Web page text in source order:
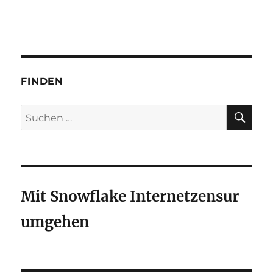
FINDEN
Suchen
nach:
Mit Snowflake Internetzensur
umgehen